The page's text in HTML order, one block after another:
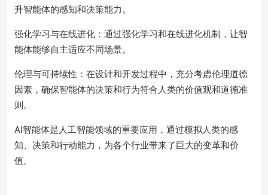
升智能体的感知和决策能力。
强化学习与在线进化：通过强化学习和在线进化机制，让智
能体能够自主适应不同场景。
伦理与可持续性：在设计和开发过程中，充分考虑伦理道德
因素，确保智能体的决策和行为符合人类的价值观和道德准
则。
AI智能体是人工智能领域的重要应用，通过模拟人类的感
知、决策和行动能力，为各个行业带来了巨大的变革和价
值。